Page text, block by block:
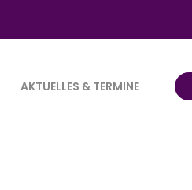
AKTUELLES & TERMINE